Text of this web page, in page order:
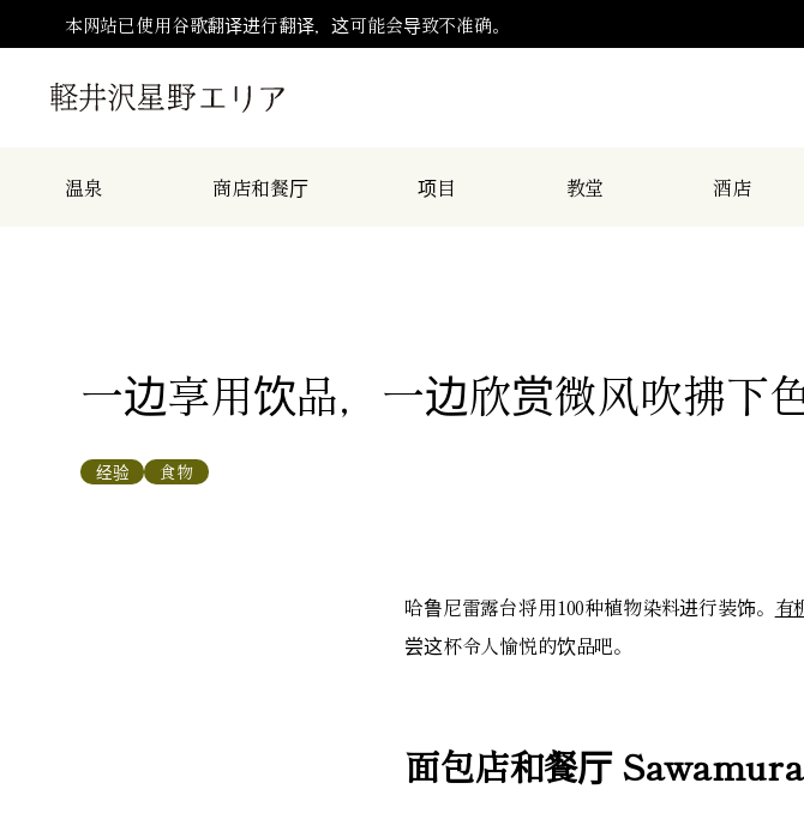
本网站已使用谷歌翻译进行翻译，这可能会导致不准确。
温泉 商店和餐厅 项目 教堂 酒店
一边享用饮品，一边欣赏微风吹拂下
经验 食物
哈鲁尼雷露台将用100种植物染料进行装饰。 有
尝这杯令人愉悦的饮品吧。
面包店和餐厅 Sawamura